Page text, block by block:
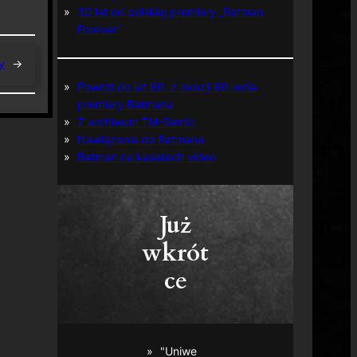
→
30 lat od polskiej premiery „Batman
Forever”
Powrót do lat 60. z okazji 60-lecia
premiery Batmana
Z archiwum TM-Semic
Nawiązania do Batmana
Batman na kasetach video
Już
wkrót
ce
"Uniwe